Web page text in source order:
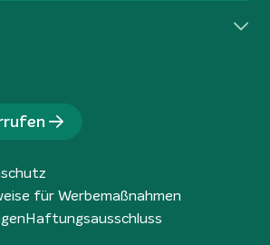
für Werbemaßnahmen
Haftungsausschluss